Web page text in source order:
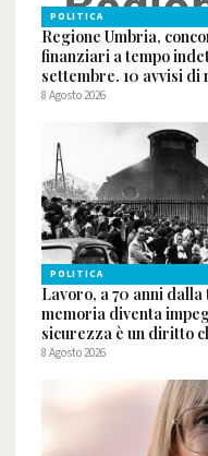
POLITICA
Regione Umbria,
finanziari a tempo
settembre. 10 avvisi
8 Agosto 2026
POLITICA
Lavoro, a 70 anni
memoria diventa
sicurezza è un diritto
8 Agosto 2026